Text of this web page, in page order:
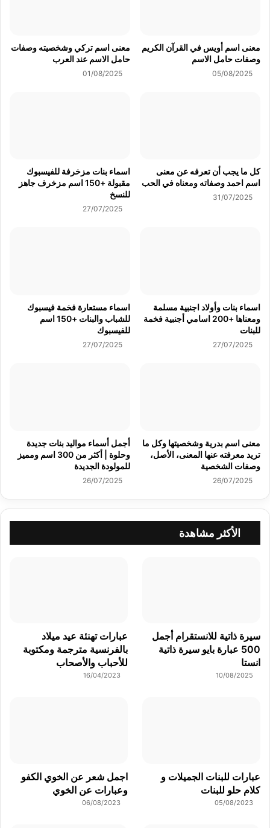
معنى اسم أويس في القرآن الكريم
وصفات حامل الاسم
05/08/2025
معنى اسم تركي وشخصيته وصفات
حامل الاسم عند العرب
01/08/2025
كل ما يجب أن تعرفه عن معنى
اسم احمد وصفاته ومعناه في الحب
31/07/2025
اسماء بنات مزخرفة للفيسبوك
مقبولة +150 اسم مزخرف جاهز
للنسخ
27/07/2025
اسماء بنات وأولاد اجنبية مسلمة
ومعناها +200 اسامي أجنبية فخمة
للبنات
27/07/2025
اسماء مستعارة فخمة فيسبوك
للشباب والبنات +150 اسم
للفيسبوك
27/07/2025
معنى اسم بدرية وشخصيتها وكل ما
تريد معرفته عنها المعنى، الأصل،
وصفات الشخصية
26/07/2025
أجمل أسماء مواليد بنات جديدة
وحلوة | أكثر من 300 اسم ومميز
للمولودة الجديدة
26/07/2025
الأكثر مشاهدة
سيرة ذاتية للانستقرام أجمل
500 عبارة بايو سيرة ذاتية
انستا
10/08/2025
عبارات تهنئة عيد ميلاد
بالفرنسية مترجمة ومكتوبة
للأحباب والأصحاب
16/04/2023
عبارات للبنات الجميلات و
كلام حلو للبنات
05/08/2023
اجمل شعر عن الخوي الكفو
وعبارات عن الخوي
06/08/2023